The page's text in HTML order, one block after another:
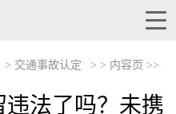
> 交通事故认定 > > 内容页 >>
法了吗？未携